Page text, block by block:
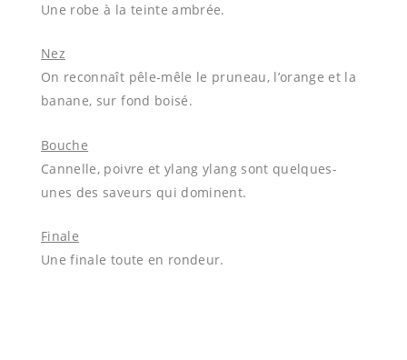
Une robe à la teinte ambrée.
Nez
On reconnaît pêle-mêle le pruneau, l’orange et la
banane, sur fond boisé.
Bouche
Cannelle, poivre et ylang ylang sont quelques-
unes des saveurs qui dominent.
Finale
Une finale toute en rondeur.